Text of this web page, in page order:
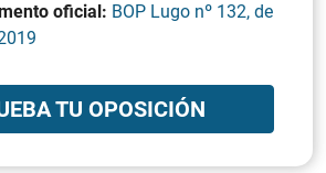
oficial: BOP Lugo nº 132, de
TU OPOSICIÓN